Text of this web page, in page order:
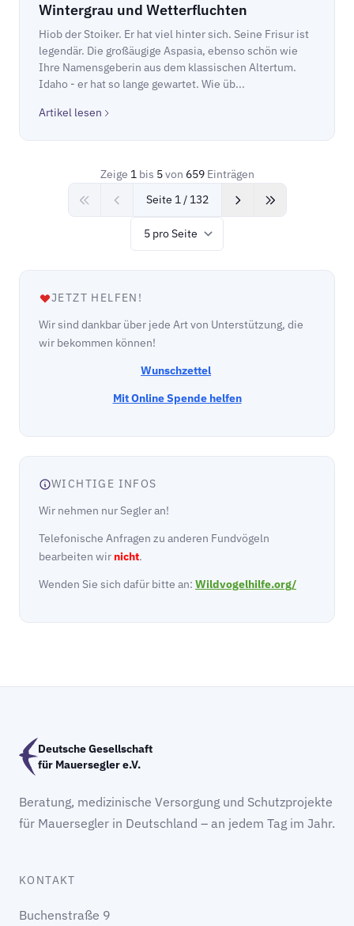
Wintergrau und Wetterfluchten
Hiob der Stoiker. Er hat viel hinter sich. Seine Frisur ist
legendär. Die großäugige Aspasia, ebenso schön wie
Ihre Namensgeberin aus dem klassischen Altertum.
Idaho - er hat so lange gewartet. Wie üb...
Artikel lesen
Zeige 1bis 5von 659Einträgen
Seite 1 / 132
Items per page
JETZT HELFEN!
Wir sind dankbar über jede Art von Unterstützung, die
wir bekommen können!
Wunschzettel
Mit Online Spende helfen
WICHTIGE INFOS
Wir nehmen nur Segler an!
Telefonische Anfragen zu anderen Fundvögeln
bearbeiten wir nicht.
Wenden Sie sich dafür bitte an: Wildvogelhilfe.org/
Deutsche Gesellschaft
für Mauersegler e.V.
Beratung, medizinische Versorgung und Schutzprojekte
für Mauersegler in Deutschland – an jedem Tag im Jahr.
KONTAKT
Buchenstraße 9